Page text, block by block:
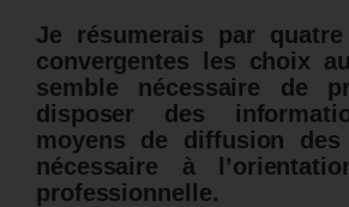
Je résumerais par
convergentes les choix
semble nécessaire de
disposer des
moyens de diffusion des
nécessaire à
professionnelle.